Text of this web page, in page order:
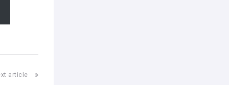
article